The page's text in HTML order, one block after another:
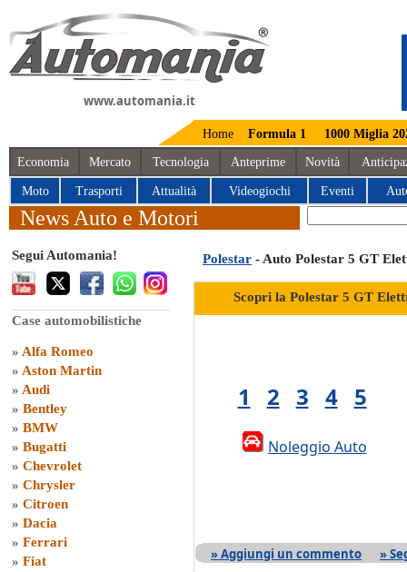
www.automania.it
Home Formula 1 1000 Miglia
Economia Mercato Tecnologia Anteprime Novità
Moto Trasporti Attualità Videogiochi Eventi
News Auto e Motori
Segui Automania!
Case automobilistiche
» Alfa Romeo
» Aston Martin
» Audi
» Bentley
» BMW
» Bugatti
» Chevrolet
» Chrysler
» Citroen
» Dacia
» Ferrari
» Fiat
Polestar - Auto Polestar 5 GT
Scopri la Polestar 5 GT
1 2 3 4 5
Noleggio Auto
» Aggiungi un commento »